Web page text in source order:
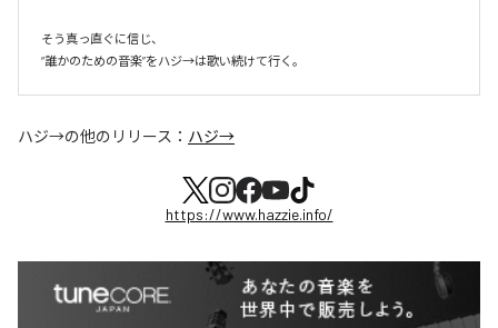
そう真っ直ぐに信じ、
ハジ→の他のリリース： ハジ→
https://www.hazzie.info/